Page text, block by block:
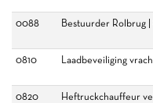
0088
Bestuurder Rolbrug
0810
Laadbeveiliging
0820
Heftruckchauffeur